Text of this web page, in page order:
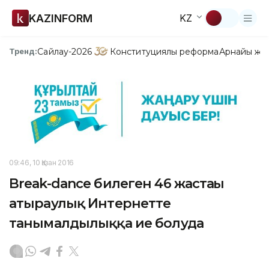
KAZINFORM KZ
Тренд:Сайлау-2026 Конституциялық реформаАрнайы
09:46, 10 Қазан 2016
Break-dance билеген 46 жастағы
атыраулық Интернетте
танымалдылыққа ие болуда